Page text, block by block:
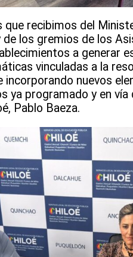
recibimos del
los gremios de los
a generar
vinculadas a la
incorporando nuevos
programado y en vía
Pablo Baeza.